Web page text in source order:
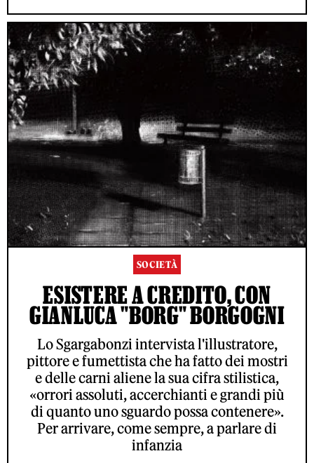
SOCIETÀ
ESISTERE A CREDITO, CON
GIANLUCA "BORG" BORGOGNI
Lo Sgargabonzi intervista l'illustratore,
pittore e fumettista che ha fatto dei mostri
e delle carni aliene la sua cifra stilistica,
«orrori assoluti, accerchianti e grandi più
di quanto uno sguardo possa contenere».
Per arrivare, come sempre, a parlare di
infanzia